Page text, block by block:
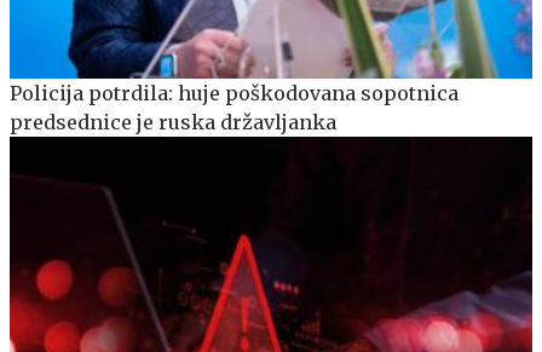
Policija potrdila: huje poškodovana sopotnica
predsednice je ruska državljanka